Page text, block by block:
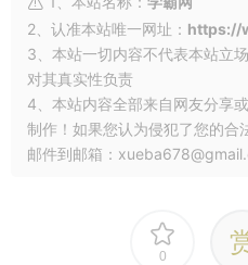
2、认准本站唯一网址： https://
3、本站一切内容不代表本站立
对其真实性负责
4、本站内容全部来自网友分享
制作！如果您认为侵犯了您的合
邮件到邮箱：
0